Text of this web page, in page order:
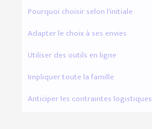
Pourquoi choisir selon l'initiale
Adapter le choix à ses envies
Utiliser des outils en ligne
Impliquer toute la famille
Anticiper les contraintes logistiques